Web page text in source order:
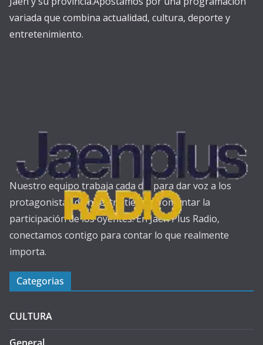
variada que combina actualidad, cultura, deporte y
entretenimiento.
Nuestro equipo trabaja cada día para dar voz a los
protagonistas de nuestra tierra y fomentar la
participación de los oyentes. En Jaén Plus Radio,
conectamos contigo para contar lo que realmente
importa.
Categorias
CULTURA